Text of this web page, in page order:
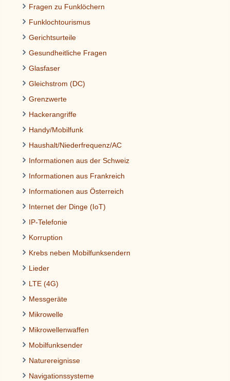
Fragen zu Funklöchern
Funklochtourismus
Gerichtsurteile
Gesundheitliche Fragen
Glasfaser
Gleichstrom (DC)
Grenzwerte
Hackerangriffe
Handy/Mobilfunk
Haushalt/Niederfrequenz/AC
Informationen aus der Schweiz
Informationen aus Frankreich
Informationen aus Österreich
Internet der Dinge (IoT)
IP-Telefonie
Korruption
Krebs neben Mobilfunksendern
Lieder
LTE (4G)
Messgeräte
Mikrowelle
Mikrowellenwaffen
Mobilfunksender
Naturereignisse
Navigationssysteme